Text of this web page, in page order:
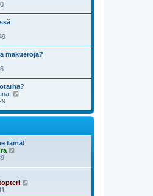
t
i
i
u
s
i
v
i
e
s
t
i
ä
ä
u
u
s
i
v
i
e
s
t
i
makueroja?
ä
ä
u
u
s
i
v
i
e
s
i
t
u
s
v
e
s
tämä!
ä
u